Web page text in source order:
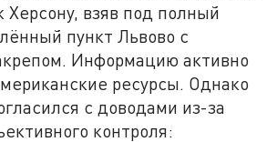
Херсону, взяв под полный
пункт Львово с
Информацию активно
ресурсы. Однако
с доводами из-за
контроля: